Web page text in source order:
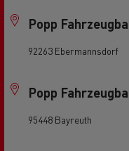
Popp
92263 Ebermannsdorf
Popp
95448 Bayreuth